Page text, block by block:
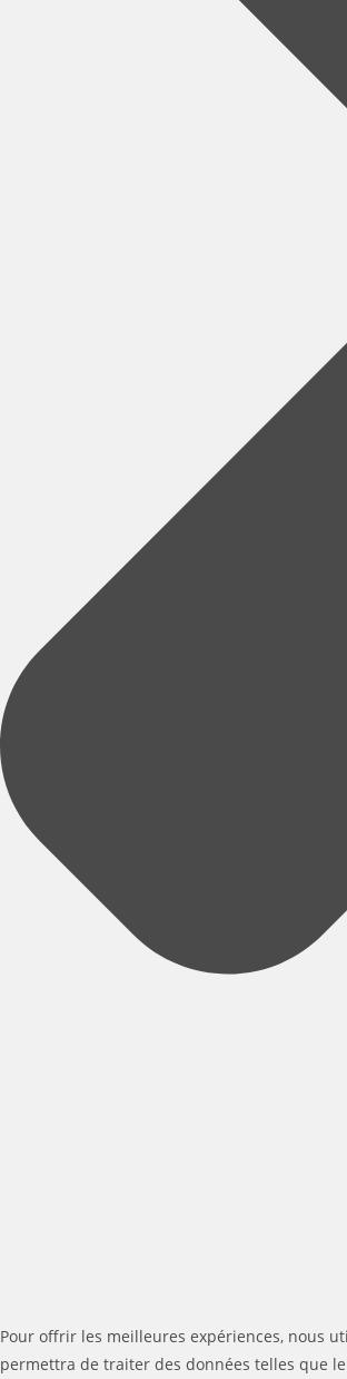
Pour offrir les meilleures expériences, nous
permettra de traiter des données telles que